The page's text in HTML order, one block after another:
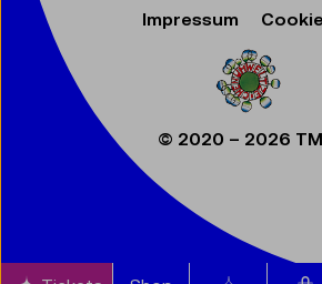
Impressum
© 2020 – 2026